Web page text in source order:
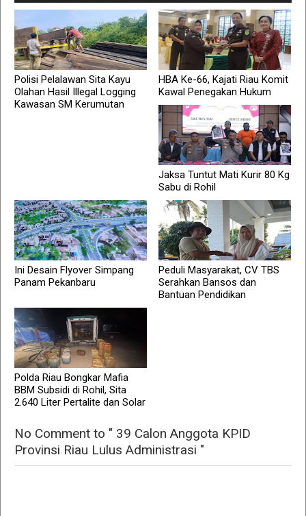
Polisi Pelalawan Sita Kayu
Olahan Hasil Illegal Logging
Kawasan SM Kerumutan
HBA Ke-66, Kajati Riau Komit
Kawal Penegakan Hukum
Jaksa Tuntut Mati Kurir 80 Kg
Sabu di Rohil
Ini Desain Flyover Simpang
Panam Pekanbaru
Peduli Masyarakat, CV TBS
Serahkan Bansos dan
Bantuan Pendidikan
Polda Riau Bongkar Mafia
BBM Subsidi di Rohil, Sita
2.640 Liter Pertalite dan Solar
No Comment to " 39 Calon Anggota KPID
Provinsi Riau Lulus Administrasi "